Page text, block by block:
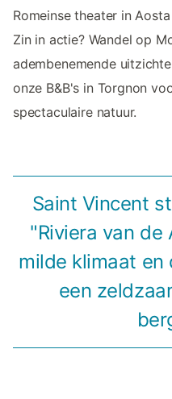
Romeinse theater in
Zin in actie? Wandel op
adembenemende
onze B&B's in Torgnon
spectaculaire natuur.
Saint Vincent
"Riviera van de
milde klimaat en
een